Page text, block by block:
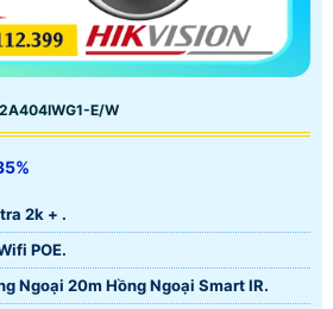
E/W
2k + .
POE.
Ngoại 20m Hồng Ngoại Smart IR.